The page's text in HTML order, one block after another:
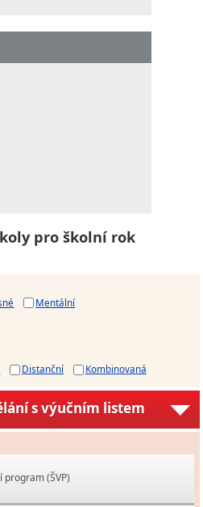
pro školní rok
Mentální
Distanční Kombinovaná
s výučním listem
(ŠVP)